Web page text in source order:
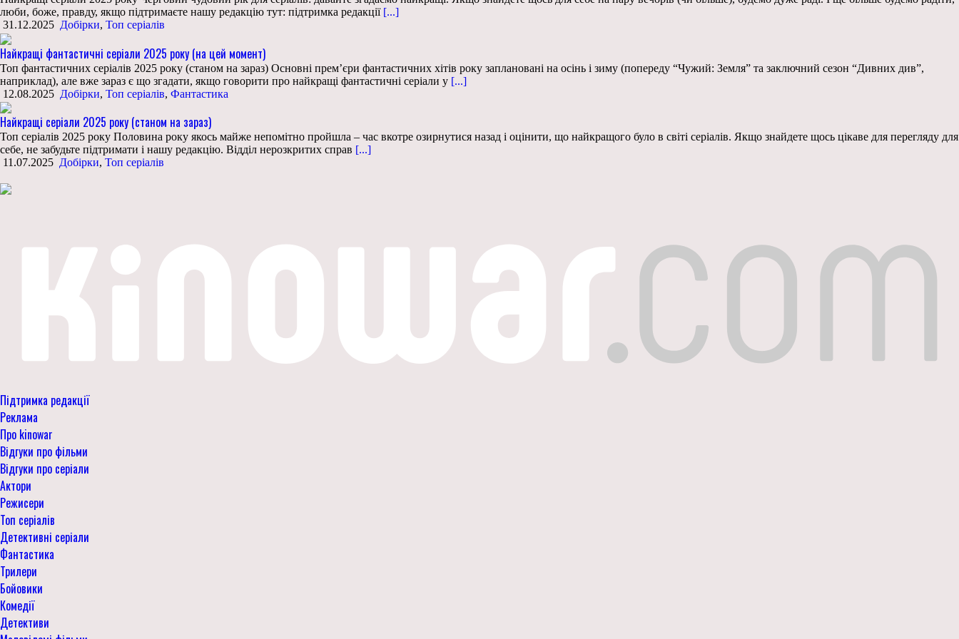
люби, боже, правду, якщо підтримаєте нашу редакцію тут: підтримка редакції[...]
31.12.2025 Добірки, Топ серіалів
Найкращі фантастичні серіали 2025 року (на цей момент)
Топ фантастичних серіалів 2025 року (станом на зараз) Основні прем’єри фантастичних хітів року заплановані на осінь і зиму (попереду “Чужий: Земля” та заключний сезон “Дивних див”,
наприклад), але вже зараз є що згадати, якщо говорити про найкращі фантастичні серіали у [...]
12.08.2025 Добірки, Топ серіалів, Фантастика
Найкращі серіали 2025 року (станом на зараз)
Топ серіалів 2025 року Половина року якось майже непомітно пройшла – час вкотре озирнутися назад і оцінити, що найкращого було в світі серіалів. Якщо знайдете щось цікаве для перегляду для
себе, не забудьте підтримати і нашу редакцію. Відділ нерозкритих справ [...]
11.07.2025 Добірки, Топ серіалів
Підтримка редакції
Реклама
Про kinowar
Відгуки про фільми
Відгуки про серіали
Актори
Режисери
Топ серіалів
Детективні серіали
Фантастика
Трилери
Бойовики
Комедії
Детективи